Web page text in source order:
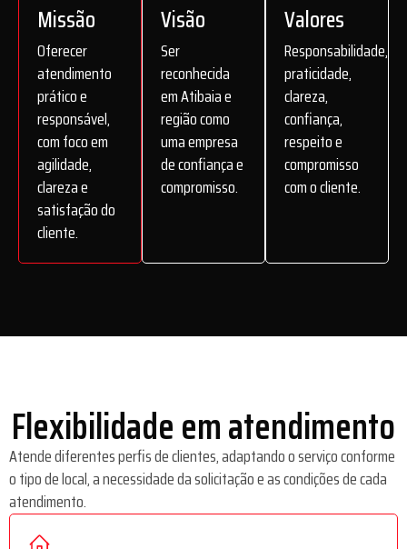
Missão
Oferecer
atendimento
prático e
responsável,
com foco em
agilidade,
clareza e
satisfação do
cliente.
Visão
Ser
reconhecida
em Atibaia e
região como
uma empresa
de confiança e
compromisso.
Valores
Responsabilidade,
praticidade,
clareza,
confiança,
respeito e
compromisso
com o cliente.
Flexibilidade em atendimento
Atende diferentes perfis de clientes, adaptando o serviço conforme
o tipo de local, a necessidade da solicitação e as condições de cada
atendimento.